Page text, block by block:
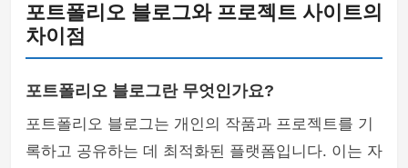
포트폴리오 블로그와 프로젝트 사이트의
차이점
포트폴리오 블로그란 무엇인가요?
포트폴리오 블로그는 개인의 작품과 프로젝트를 기
록하고 공유하는 데 최적화된 플랫폼입니다. 이는 자